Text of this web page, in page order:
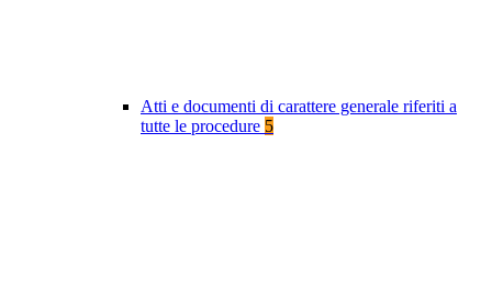
Atti e documenti di carattere generale riferiti a
tutte le procedure 5